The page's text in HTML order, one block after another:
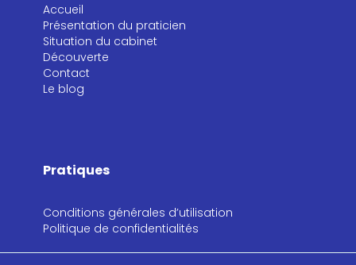
Accueil
Présentation du praticien
Situation du cabinet
Découverte
Contact
Le blog
Pratiques
Conditions générales d’utilisation
Politique de confidentialités